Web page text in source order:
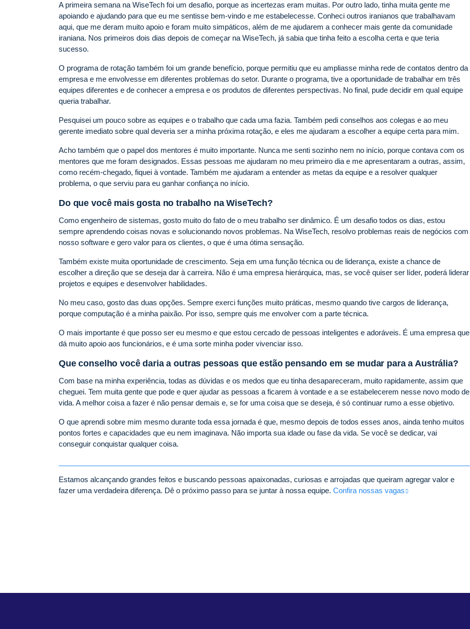
A primeira semana na WiseTech foi um desafio, porque as incertezas eram muitas. Por outro lado, tinha muita gente me
apoiando e ajudando para que eu me sentisse bem-vindo e me estabelecesse. Conheci outros iranianos que trabalhavam
aqui, que me deram muito apoio e foram muito simpáticos, além de me ajudarem a conhecer mais gente da comunidade
iraniana. Nos primeiros dois dias depois de começar na WiseTech, já sabia que tinha feito a escolha certa e que teria
sucesso.
O programa de rotação também foi um grande benefício, porque permitiu que eu ampliasse minha rede de contatos dentro da
empresa e me envolvesse em diferentes problemas do setor. Durante o programa, tive a oportunidade de trabalhar em três
equipes diferentes e de conhecer a empresa e os produtos de diferentes perspectivas. No final, pude decidir em qual equipe
queria trabalhar.
Pesquisei um pouco sobre as equipes e o trabalho que cada uma fazia. Também pedi conselhos aos colegas e ao meu
gerente imediato sobre qual deveria ser a minha próxima rotação, e eles me ajudaram a escolher a equipe certa para mim.
Acho também que o papel dos mentores é muito importante. Nunca me senti sozinho nem no início, porque contava com os
mentores que me foram designados. Essas pessoas me ajudaram no meu primeiro dia e me apresentaram a outras, assim,
como recém-chegado, fiquei à vontade. Também me ajudaram a entender as metas da equipe e a resolver qualquer
problema, o que serviu para eu ganhar confiança no início.
Do que você mais gosta no trabalho na WiseTech?
Como engenheiro de sistemas, gosto muito do fato de o meu trabalho ser dinâmico. É um desafio todos os dias, estou
sempre aprendendo coisas novas e solucionando novos problemas. Na WiseTech, resolvo problemas reais de negócios com
nosso software e gero valor para os clientes, o que é uma ótima sensação.
Também existe muita oportunidade de crescimento. Seja em uma função técnica ou de liderança, existe a chance de
escolher a direção que se deseja dar à carreira. Não é uma empresa hierárquica, mas, se você quiser ser líder, poderá liderar
projetos e equipes e desenvolver habilidades.
No meu caso, gosto das duas opções. Sempre exerci funções muito práticas, mesmo quando tive cargos de liderança,
porque computação é a minha paixão. Por isso, sempre quis me envolver com a parte técnica.
O mais importante é que posso ser eu mesmo e que estou cercado de pessoas inteligentes e adoráveis. É uma empresa que
dá muito apoio aos funcionários, e é uma sorte minha poder vivenciar isso.
Que conselho você daria a outras pessoas que estão pensando em se mudar para a Austrália?
Com base na minha experiência, todas as dúvidas e os medos que eu tinha desapareceram, muito rapidamente, assim que
cheguei. Tem muita gente que pode e quer ajudar as pessoas a ficarem à vontade e a se estabelecerem nesse novo modo de
vida. A melhor coisa a fazer é não pensar demais e, se for uma coisa que se deseja, é só continuar rumo a esse objetivo.
O que aprendi sobre mim mesmo durante toda essa jornada é que, mesmo depois de todos esses anos, ainda tenho muitos
pontos fortes e capacidades que eu nem imaginava. Não importa sua idade ou fase da vida. Se você se dedicar, vai
conseguir conquistar qualquer coisa.
Estamos alcançando grandes feitos e buscando pessoas apaixonadas, curiosas e arrojadas que queiram agregar valor e
fazer uma verdadeira diferença. Dê o próximo passo para se juntar à nossa equipe. Confira nossas vagas